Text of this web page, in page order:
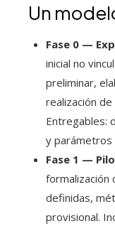
Un
Fase 0 —
inicial no
preliminar,
realización
Entregables:
y parámetros
Fase 1 —
formalización
definidas,
provisional.